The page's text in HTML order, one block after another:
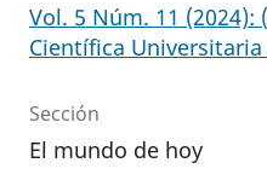
Vol. 5 Núm. 11 (2024):
Científica Universitaria
Sección
El mundo de hoy